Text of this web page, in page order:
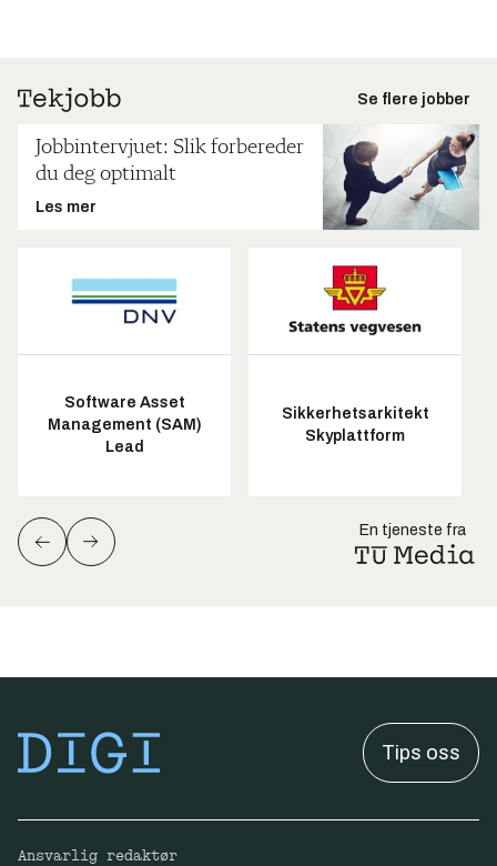
Se flere jobber
Jobbintervjuet: Slik forbereder
du deg optimalt
Les mer
Software Asset
Management (SAM)
Lead
Sikkerhetsarkitekt
Skyplattform
En tjeneste fra
Tips oss
Ansvarlig redaktør